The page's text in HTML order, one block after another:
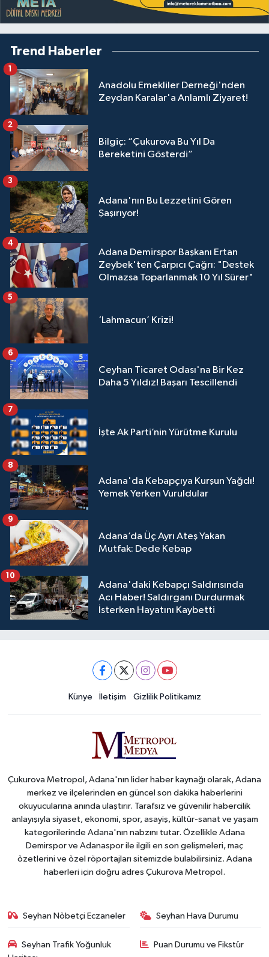
Trend Haberler
Anadolu Emekliler Derneği'nden
Zeydan Karalar'a Anlamlı Ziyaret!
1
Bilgiç: “Çukurova Bu Yıl Da
Bereketini Gösterdi”
2
Adana'nın Bu Lezzetini Gören
Şaşırıyor!
3
Adana Demirspor Başkanı Ertan
Zeybek'ten Çarpıcı Çağrı: "Destek
Olmazsa Toparlanmak 10 Yıl Sürer"
4
‘Lahmacun’ Krizi!
5
Ceyhan Ticaret Odası'na Bir Kez
Daha 5 Yıldız! Başarı Tescillendi
6
İşte Ak Parti’nin Yürütme Kurulu
7
Adana'da Kebapçıya Kurşun Yağdı!
Yemek Yerken Vuruldular
8
Adana’da Üç Ayrı Ateş Yakan
Mutfak: Dede Kebap
9
Adana'daki Kebapçı Saldırısında
Acı Haber! Saldırganı Durdurmak
İsterken Hayatını Kaybetti
10
Künye İletişim Gizlilik Politikamız
Çukurova Metropol, Adana'nın lider haber kaynağı olarak, Adana
merkez ve ilçelerinden en güncel son dakika haberlerini
okuyucularına anında ulaştırır. Tarafsız ve güvenilir habercilik
anlayışıyla siyaset, ekonomi, spor, asayiş, kültür-sanat ve yaşam
kategorilerinde Adana'nın nabzını tutar. Özellikle Adana
Demirspor ve Adanaspor ile ilgili en son gelişmeleri, maç
özetlerini ve özel röportajları sitemizde bulabilirsiniz. Adana
haberleri için doğru adres Çukurova Metropol.
Seyhan Nöbetçi Eczaneler Seyhan Hava Durumu
Seyhan Trafik Yoğunluk
Puan Durumu ve Fikstür